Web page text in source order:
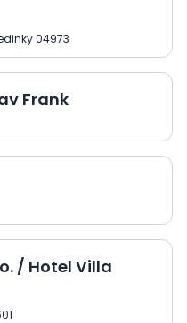
04973
Frank
/ Hotel Villa